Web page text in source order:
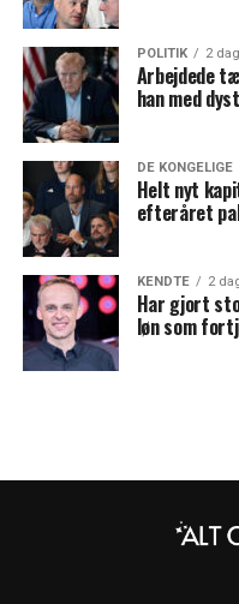
POLITIK 2
Arbejdede
han med
DE KONGELIGE
Helt nyt
efteråret
KENDTE 2
Har gjort
løn som